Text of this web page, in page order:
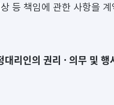
등 책임에 관한 사항을
대리인의 권리 · 의무 및 행